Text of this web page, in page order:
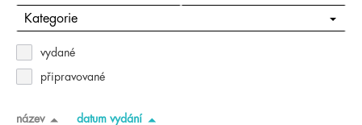
Kategorie
vydané
připravované
název datum vydání